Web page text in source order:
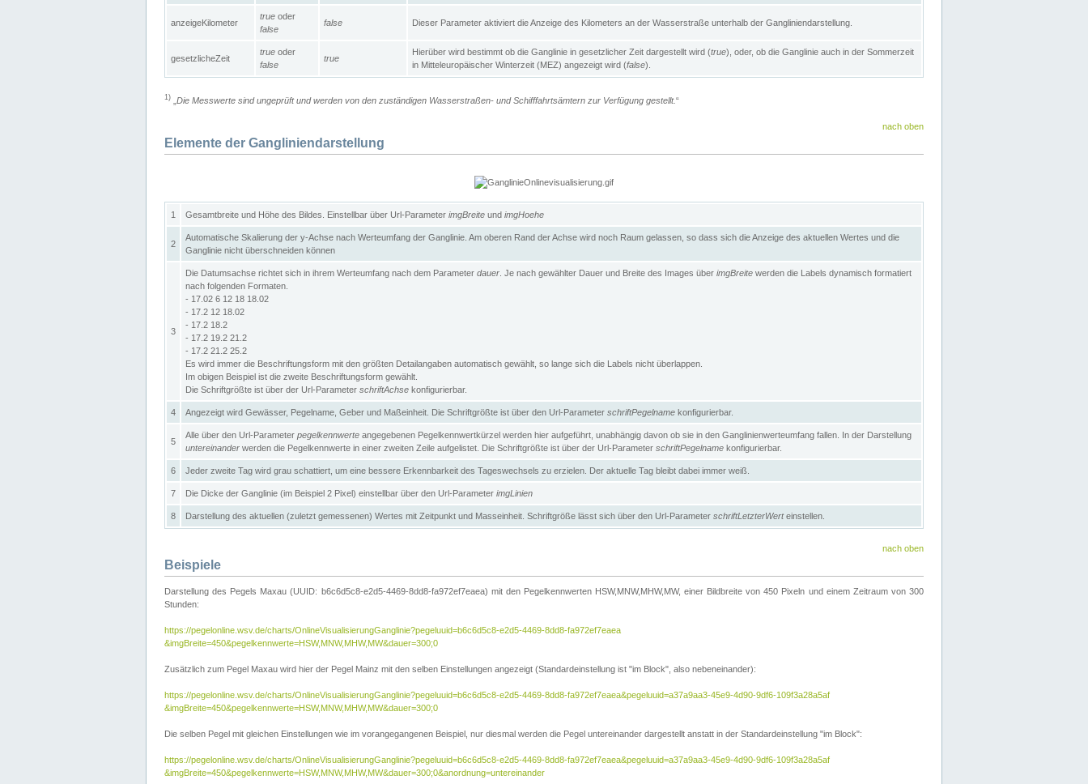
anzeigeKilometer
true oder
false
false Dieser Parameter aktiviert die Anzeige des Kilometers an der Wasserstraße unterhalb der Gangliniendarstellung.
gesetzlicheZeit
true oder
false
true
Hierüber wird bestimmt ob die Ganglinie in gesetzlicher Zeit dargestellt wird (true), oder, ob die Ganglinie auch in der Sommerzeit
in Mitteleuropäischer Winterzeit (MEZ) angezeigt wird (false).
1) Die Messwerte sind ungeprüft und werden von den zuständigen Wasserstraßen- und Schifffahrtsämtern zur Verfügung gestellt.“
nach oben
Elemente der Gangliniendarstellung
1 Gesamtbreite und Höhe des Bildes. Einstellbar über Url-Parameter imgBreite und imgHoehe
2
Automatische Skalierung der y-Achse nach Werteumfang der Ganglinie. Am oberen Rand der Achse wird noch Raum gelassen, so dass sich die Anzeige des aktuellen Wertes und die
Ganglinie nicht überschneiden können
3
Die Datumsachse richtet sich in ihrem Werteumfang nach dem Parameter dauer . Je nach gewählter Dauer und Breite des Images über imgBreite werden die Labels dynamisch formatiert
nach folgenden Formaten.
- 17.02 6 12 18 18.02
- 17.2 12 18.02
- 17.2 18.2
- 17.2 19.2 21.2
- 17.2 21.2 25.2
Es wird immer die Beschriftungsform mit den größten Detailangaben automatisch gewählt, so lange sich die Labels nicht überlappen.
Im obigen Beispiel ist die zweite Beschriftungsform gewählt.
Die Schriftgrößte ist über der Url-Parameter schriftAchse konfigurierbar.
4 Angezeigt wird Gewässer, Pegelname, Geber und Maßeinheit. Die Schriftgrößte ist über den Url-Parameter schriftPegelname konfigurierbar.
5
Alle über den Url-Parameter pegelkennwerte angegebenen Pegelkennwertkürzel werden hier aufgeführt, unabhängig davon ob sie in den Ganglinienwerteumfang fallen. In der Darstellung
untereinander werden die Pegelkennwerte in einer zweiten Zeile aufgelistet. Die Schriftgrößte ist über der Url-Parameter schriftPegelname konfigurierbar.
6 Jeder zweite Tag wird grau schattiert, um eine bessere Erkennbarkeit des Tageswechsels zu erzielen. Der aktuelle Tag bleibt dabei immer weiß.
7 Die Dicke der Ganglinie (im Beispiel 2 Pixel) einstellbar über den Url-Parameter imgLinien
8 Darstellung des aktuellen (zuletzt gemessenen) Wertes mit Zeitpunkt und Masseinheit. Schriftgröße lässt sich über den Url-Parameter schriftLetzterWerteinstellen.
nach oben
Beispiele
Darstellung des Pegels Maxau (UUID: b6c6d5c8-e2d5-4469-8dd8-fa972ef7eaea) mit den Pegelkennwerten HSW,MNW,MHW,MW, einer Bildbreite von 450 Pixeln und einem Zeitraum von 300
Stunden:
https://pegelonline.wsv.de/charts/OnlineVisualisierungGanglinie?pegeluuid=b6c6d5c8-e2d5-4469-8dd8-fa972ef7eaea
&imgBreite=450&pegelkennwerte=HSW,MNW,MHW,MW&dauer=300;0
Zusätzlich zum Pegel Maxau wird hier der Pegel Mainz mit den selben Einstellungen angezeigt (Standardeinstellung ist "im Block", also nebeneinander):
https://pegelonline.wsv.de/charts/OnlineVisualisierungGanglinie?pegeluuid=b6c6d5c8-e2d5-4469-8dd8-fa972ef7eaea&pegeluuid=a37a9aa3-45e9-4d90-9df6-109f3a28a5af
&imgBreite=450&pegelkennwerte=HSW,MNW,MHW,MW&dauer=300;0
Die selben Pegel mit gleichen Einstellungen wie im vorangegangenen Beispiel, nur diesmal werden die Pegel untereinander dargestellt anstatt in der Standardeinstellung "im Block":
https://pegelonline.wsv.de/charts/OnlineVisualisierungGanglinie?pegeluuid=b6c6d5c8-e2d5-4469-8dd8-fa972ef7eaea&pegeluuid=a37a9aa3-45e9-4d90-9df6-109f3a28a5af
&imgBreite=450&pegelkennwerte=HSW,MNW,MHW,MW&dauer=300;0&anordnung=untereinander